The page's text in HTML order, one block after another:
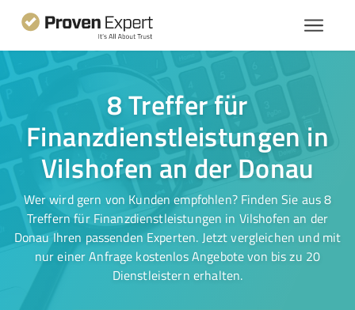
8 Treffer für
Finanzdienstleistungen in
Vilshofen an der Donau
Wer wird gern von Kunden empfohlen? Finden Sie aus 8
Treffern für Finanzdienstleistungen in Vilshofen an der
Donau Ihren passenden Experten. Jetzt vergleichen und mit
nur einer Anfrage kostenlos Angebote von bis zu 20
Dienstleistern erhalten.